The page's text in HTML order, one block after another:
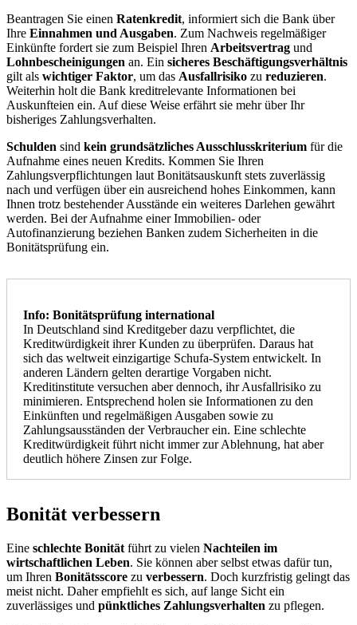
Beantragen Sie einen Ratenkredit, informiert sich die Bank über
Ihre Einnahmen und Ausgaben. Zum Nachweis regelmäßiger
Einkünfte fordert sie zum Beispiel Ihren Arbeitsvertrag und
Lohnbescheinigungen an. Ein sicheres Beschäftigungsverhältnis
gilt als wichtiger Faktor, um das Ausfallrisiko zu reduzieren.
Weiterhin holt die Bank kreditrelevante Informationen bei
Auskunfteien ein. Auf diese Weise erfährt sie mehr über Ihr
bisheriges Zahlungsverhalten.
Schulden sind kein grundsätzliches Ausschlusskriterium für die
Aufnahme eines neuen Kredits. Kommen Sie Ihren
Zahlungsverpflichtungen laut Bonitätsauskunft stets zuverlässig
nach und verfügen über ein ausreichend hohes Einkommen, kann
Ihnen trotz bestehender Ausstände ein weiteres Darlehen gewährt
werden. Bei der Aufnahme einer Immobilien- oder
Autofinanzierung beziehen Banken zudem Sicherheiten in die
Bonitätsprüfung ein.
Info: Bonitätsprüfung international
In Deutschland sind Kreditgeber dazu verpflichtet, die
Kreditwürdigkeit ihrer Kunden zu überprüfen. Daraus hat
sich das weltweit einzigartige Schufa-System entwickelt. In
anderen Ländern gelten derartige Vorgaben nicht.
Kreditinstitute versuchen aber dennoch, ihr Ausfallrisiko zu
minimieren. Entsprechend holen sie Informationen zu den
Einkünften und regelmäßigen Ausgaben sowie zu
Zahlungsausständen der Verbraucher ein. Eine schlechte
Kreditwürdigkeit führt nicht immer zur Ablehnung, hat aber
deutlich höhere Zinsen zur Folge.
Bonität verbessern
Eine schlechte Bonität führt zu vielen Nachteilen im
wirtschaftlichen Leben. Sie können aber selbst etwas dafür tun,
um Ihren Bonitätsscore zu verbessern. Doch kurzfristig gelingt das
meist nicht. Daher empfiehlt es sich, auf lange Sicht ein
zuverlässiges und pünktliches Zahlungsverhalten zu pflegen.